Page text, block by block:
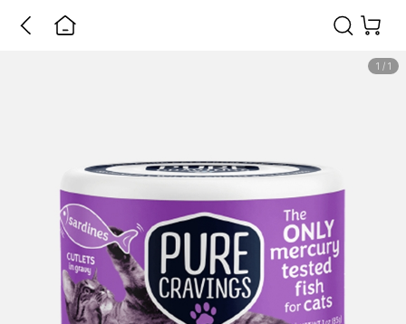
1 / 1